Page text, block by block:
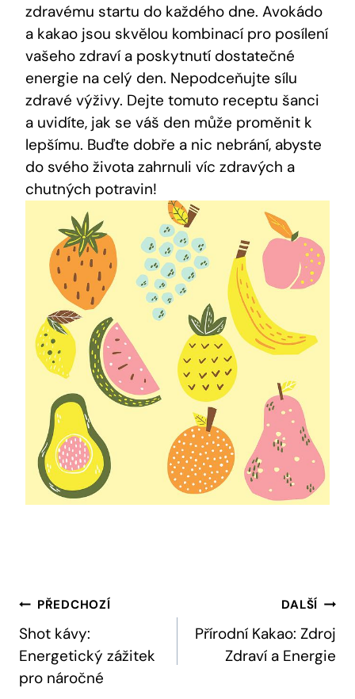
zdravému startu do každého dne. Avokádo
a‌ kakao⁢ jsou skvělou kombinací pro posílení
vašeho zdraví a poskytnutí dostatečné
energie na celý den. Nepodceňujte sílu
zdravé výživy. Dejte tomuto receptu šanci
a uvidíte, jak ​se váš den může proměnit k
lepšímu. Buďte dobře a nic nebrání, abyste
do svého ⁤života ‍zahrnuli víc zdravých a
chutných potravin!
Navigace
Pro
Příspěvek
PŘEDCHOZÍ
Shot kávy:
Energetický zážitek
pro náročné
DALŠÍ
Přírodní Kakao: Zdroj
Zdraví a Energie